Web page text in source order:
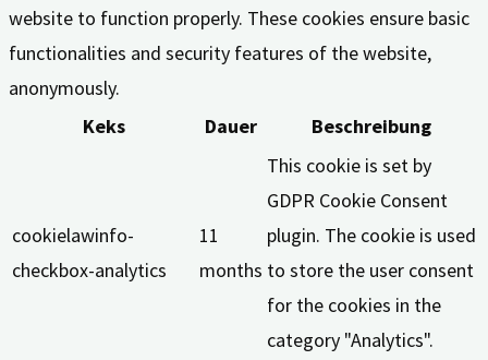
website to function properly. These cookies ensure basic
functionalities and security features of the website,
anonymously.
Keks
Dauer Beschreibung
cookielawinfo-
checkbox-analytics
11
months
This cookie is set by
GDPR Cookie Consent
plugin. The cookie is used
to store the user consent
for the cookies in the
category "Analytics".